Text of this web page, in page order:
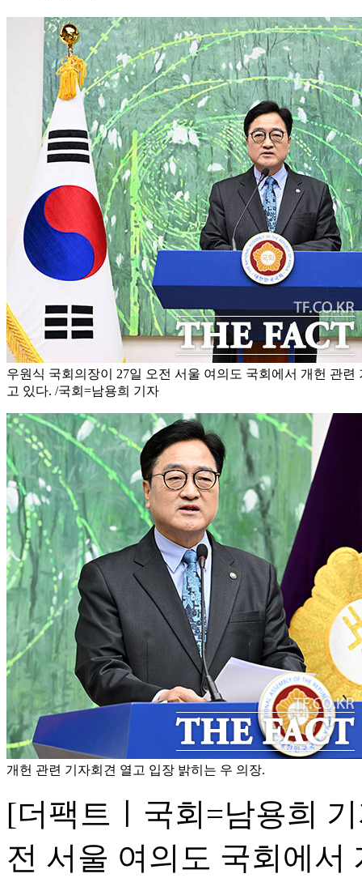
우원식 국회의장이 27일 오전 서울 여의도 국회에서 개헌 관
고 있다. /국회=남용희 기자
개헌 관련 기자회견 열고 입장 밝히는 우 의장.
[더팩트ㅣ국회=남용희
전 서울 여의도 국회에서